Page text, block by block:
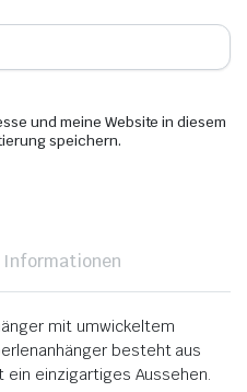
und meine Website in diesem
speichern.
mit umwickeltem
besteht aus
ein einzigartiges Aussehen.